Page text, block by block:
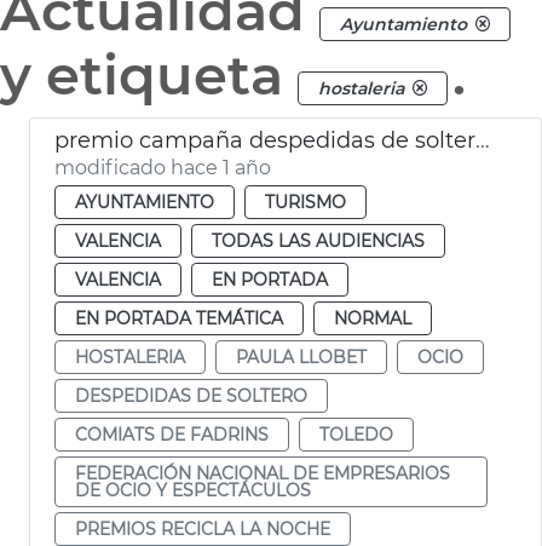
Ayuntamiento
y etiqueta hostaleria .
premio campaña despedidas de soltero valència
modificado hace 1 año
AYUNTAMIENTO
TURISMO
VALENCIA
TODAS LAS AUDIENCIAS
VALENCIA
EN PORTADA
EN PORTADA TEMÁTICA
NORMAL
HOSTALERIA
PAULA LLOBET
OCIO
DESPEDIDAS DE SOLTERO
COMIATS DE FADRINS
TOLEDO
FEDERACIÓN NACIONAL DE EMPRESARIOS
DE OCIO Y ESPECTÁCULOS
PREMIOS RECICLA LA NOCHE